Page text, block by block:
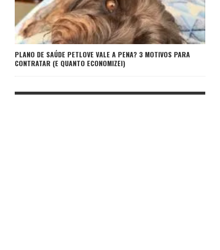
PLANO DE SAÚDE PETLOVE VALE A PENA? 3 MOTIVOS PARA
CONTRATAR (E QUANTO ECONOMIZEI)